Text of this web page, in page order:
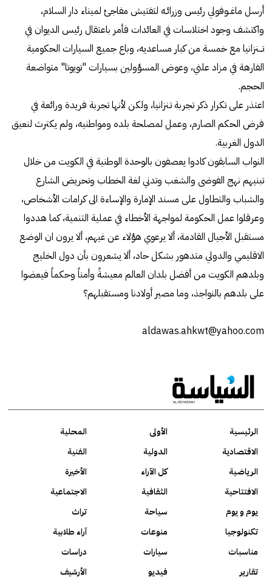
أرسل ماغــوفولي رئيس وزرائـه لتفتيش مفاجئ لميناء دار السلام،
واكتشف وجود اختلاسات في العائدات فأمر باعتقال رئيس الديوان في
تـــنزانيا مع خمسة من كبار مساعديه، وباع جميع السيارات الحكومية
الفارهة في مزاد علني، وعوض المسؤولين بسيارات "تويوتا" متواضعة
الحجم.
اعتذر على تكرار ذكر تجربة تـنزانيا، ولكن لأنها تجربة فريدة ورائعة في
فرض الحكم الصارم، وعمل لمصلحة بلده ومواطنيه، ولم يكترث لنعيق
الدول الغربية.
النواب السابقون كادوا يعصفون بالوحدة الوطنية في الكويت من خلال
تبنيهم نهج الفوضى والشغب وتدني لغة الخطاب وتحريض الشارع
والشباب والتطاول على مسند الإمارة والإساءة الى كرامات الأشخاص،
وعرقلوا عمل الحكومة لمواجهة الأخطاء في عملية التنمية، كما هددوا
مستقبل الأجيال القادمة، ألا يرعوي هؤلاء عن غيهم، ألا يرون ان الوضع
الاقليمي والدولي متدهور بشكل حاد، ألا يشعرون بأن دول الخليج
وبلدهم الكويت من أفضل بلدان العالم معيشةً وأمناً وحكماً فيعضوا
على بلدهم بالنواجذ، وما مصير أولادنا ومستقبلهم؟
aldawas.ahkwt@yahoo.com
الرئيسية الأولى
المحلية
الاقتصادية
الدولية
الفنية
الرياضية
كل الآراء
الأخيرة
الافتتاحية
الثقافية
الاجتماعية
يوم و يوم
سياحة
تراث
تكنولوجيا
منوعات
آراء طلابية
مناسبات
سيارات
دراسات
تقارير
فيديو الأرشيف